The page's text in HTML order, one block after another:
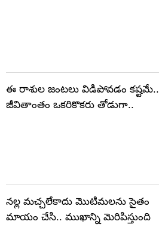
ఈ రాశుల జంటలు విడిపోవడం కష్టమే..
జీవితాంతం ఒకరికొకరు తోడుగా..
నల్ల మచ్చలేకాదు మొటిమలను సైతం
మాయం చేసి.. ముఖాన్ని మెరిపిస్తుంది